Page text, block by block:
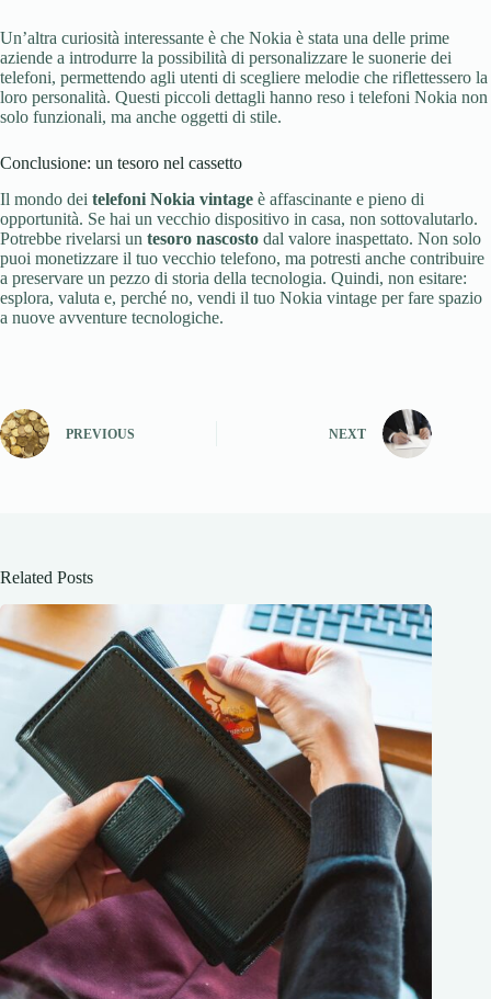
Un’altra curiosità interessante è che Nokia è stata una delle prime
aziende a introdurre la possibilità di personalizzare le suonerie dei
telefoni, permettendo agli utenti di scegliere melodie che riflettessero la
loro personalità. Questi piccoli dettagli hanno reso i telefoni Nokia non
solo funzionali, ma anche oggetti di stile.
Conclusione: un tesoro nel cassetto
Il mondo dei telefoni Nokia vintage è affascinante e pieno di
opportunità. Se hai un vecchio dispositivo in casa, non sottovalutarlo.
Potrebbe rivelarsi un tesoro nascosto dal valore inaspettato. Non solo
puoi monetizzare il tuo vecchio telefono, ma potresti anche contribuire
a preservare un pezzo di storia della tecnologia. Quindi, non esitare:
esplora, valuta e, perché no, vendi il tuo Nokia vintage per fare spazio
a nuove avventure tecnologiche.
PREVIOUS NEXT
Related Posts